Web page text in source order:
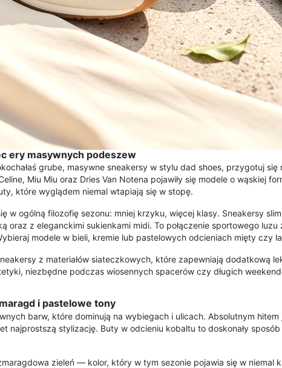
ery masywnych podeszew
grube, masywne sneakersy w stylu dad shoes, przygotuj
Miu Miu oraz Dries Van Notena pojawiły się modele o wąskiej
które wyglądem niemal wtapiają się w stopę.
w ogólną filozofię sezonu: mniej krzyku, więcej klasy. Sneakersy
oraz z eleganckimi sukienkami midi. To połączenie sportowego
modele w bieli, kremie lub pastelowych odcieniach mięty czy
z materiałów siateczkowych, które zapewniają dodatkową
niezbędne podczas wiosennych spacerów czy długich
i pastelowe tony
barw, które dominują na wybiegach i ulicach. Absolutnym
najprostszą stylizację. Buty w odcieniu kobaltu to doskonały
zieleń — kolor, który w tym sezonie pojawia się w niemal